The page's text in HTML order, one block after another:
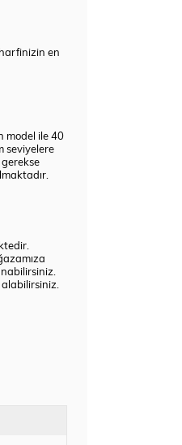
en
model ile 40
seviyelere
alabilirsiniz.